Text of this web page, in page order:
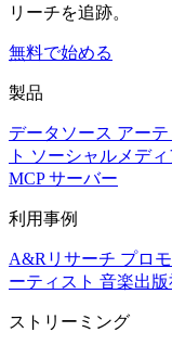
リーチを追跡。
無料で始める
製品
データソース アー
ト ソーシャルメディ
MCP サーバー
利用事例
A&Rリサーチ プロ
ーティスト 音楽出版
ストリーミング